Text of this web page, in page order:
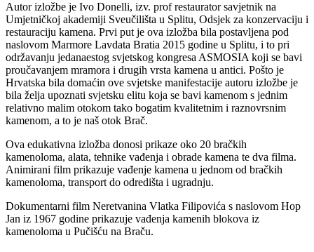
Autor izložbe je Ivo Donelli, izv. prof restaurator savjetnik na
Umjetničkoj akademiji Sveučilišta u Splitu, Odsjek za konzervaciju i
restauraciju kamena. Prvi put je ova izložba bila postavljena pod
naslovom Marmore Lavdata Bratia 2015 godine u Splitu, i to pri
održavanju jedanaestog svjetskog kongresa ASMOSIA koji se bavi
proučavanjem mramora i drugih vrsta kamena u antici. Pošto je
Hrvatska bila domaćin ove svjetske manifestacije autoru izložbe je
bila želja upoznati svjetsku elitu koja se bavi kamenom s jednim
relativno malim otokom tako bogatim kvalitetnim i raznovrsnim
kamenom, a to je naš otok Brač.
Ova edukativna izložba donosi prikaze oko 20 bračkih
kamenoloma, alata, tehnike vađenja i obrade kamena te dva filma.
Animirani film prikazuje vađenje kamena u jednom od bračkih
kamenoloma, transport do odredišta i ugradnju.
Dokumentarni film Neretvanina Vlatka Filipovića s naslovom Hop
Jan iz 1967 godine prikazuje vađenja kamenih blokova iz
kamenoloma u Pučišću na Braču.